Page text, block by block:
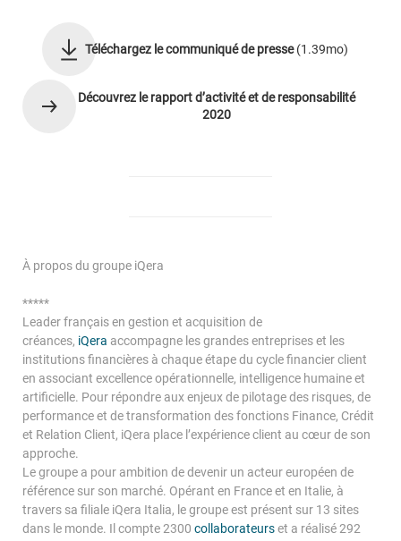
Espace Particulier
Espace Carrières
Téléchargez le communiqué de presse(1.39mo)
Découvrez le rapport d’activité et de responsabilité
2020
À propos du groupe iQera
*****
Leader français en gestion et acquisition de
créances, iQera accompagne les grandes entreprises et les
institutions financières à chaque étape du cycle financier client
en associant excellence opérationnelle, intelligence humaine et
artificielle. Pour répondre aux enjeux de pilotage des risques, de
performance et de transformation des fonctions Finance, Crédit
et Relation Client, iQera place l’expérience client au cœur de son
approche.
Le groupe a pour ambition de devenir un acteur européen de
référence sur son marché. Opérant en France et en Italie, à
travers sa filiale iQera Italia, le groupe est présent sur 13 sites
dans le monde. Il compte 2300 collaborateurset a réalisé 292